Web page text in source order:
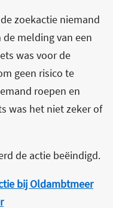
zoekactie niemand
melding van een
was voor de
geen risico te
roepen en
was het niet zeker of
de actie beëindigd.
bij Oldambtmeer